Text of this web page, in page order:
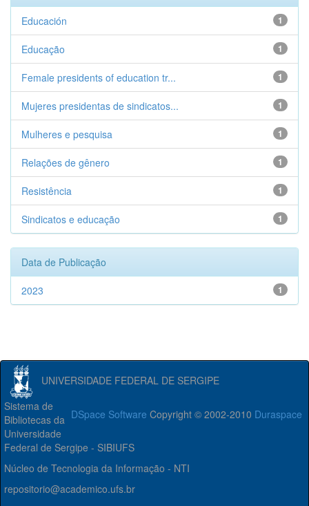
1
Educación
1
Educação
1
Female presidents of education tr...
1
Mujeres presidentas de sindicatos...
1
Mulheres e pesquisa
1
Relações de gênero
1
Resistência
1
Sindicatos e educação
Data de Publicação
1
2023
UNIVERSIDADE FEDERAL DE SERGIPE
DSpace Software Copyright © 2002-2010 Duraspace
Sistema de
Bibliotecas da
Universidade
Federal de Sergipe - SIBIUFS
Núcleo de Tecnologia da Informação - NTI
repositorio@academico.ufs.br